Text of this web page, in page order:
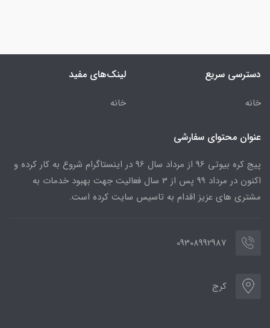
دسترسی سریع
خانه
لینک‌های مفید
خانه
عنوان محتوای سفارشی
پیج کره بیوتی 96 از مرداد سال 96 در اینستاگرام شروع به کار کرده و
اکنون در مرداد 99 پس از 3 سال فعالیت جهت بهبود خدمات به
مشتری های عزیز اقدام به تاسیس سایت کرده است.
09308992987
کرج